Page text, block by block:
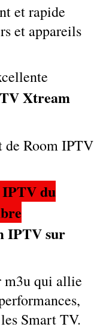
et rapide
et appareils
Xtream
de Room IPTV
IPTV du
IPTV sur
m3u qui allie
Smart TV.